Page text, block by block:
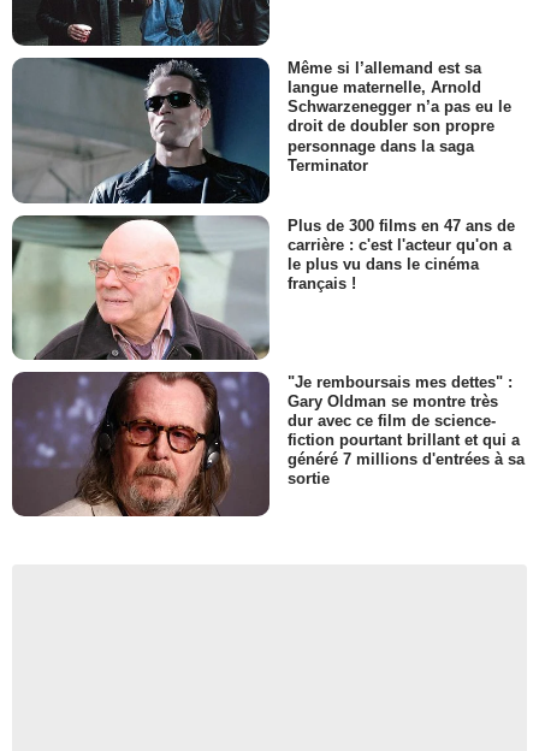
Même si l’allemand est sa
langue maternelle, Arnold
Schwarzenegger n’a pas eu le
droit de doubler son propre
personnage dans la saga
Terminator
Plus de 300 films en 47 ans de
carrière : c'est l'acteur qu'on a
le plus vu dans le cinéma
français !
"Je remboursais mes dettes" :
Gary Oldman se montre très
dur avec ce film de science-
fiction pourtant brillant et qui a
généré 7 millions d'entrées à sa
sortie